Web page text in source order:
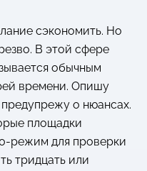
сэкономить. Но
В этой сфере
обычным
времени. Опишу
о нюансах.
площадки
режим для проверки
тридцать или